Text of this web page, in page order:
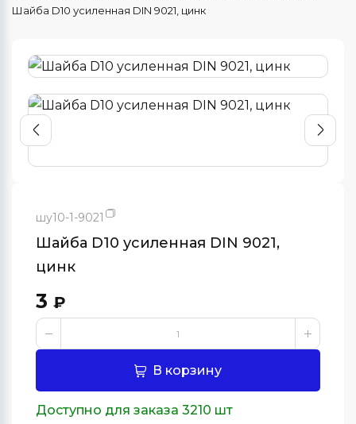
Шайба D10 усиленная DIN 9021, цинк
шу10-1-9021
Шайба D10 усиленная DIN 9021,
цинк
3 ₽
В корзину
Доступно для заказа 3210 шт